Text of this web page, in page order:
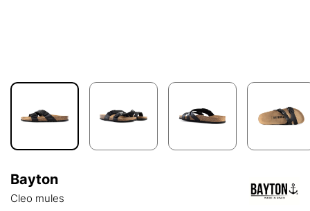
Bayton
Cleo mules